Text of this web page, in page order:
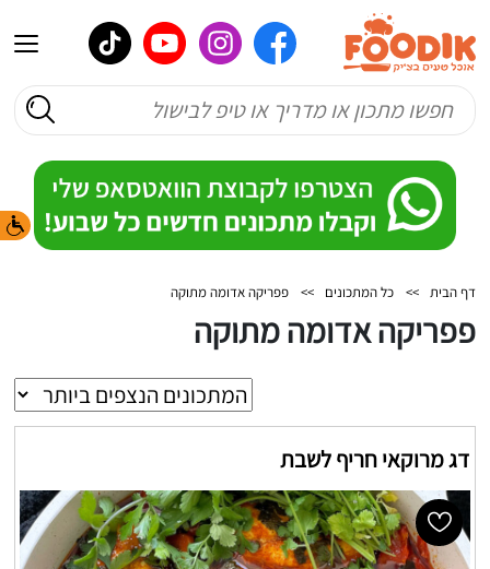
דף הבית >> כל המתכונים >> פפריקה אדומה מתוקה
פפריקה אדומה מתוקה
דג מרוקאי חריף לשבת